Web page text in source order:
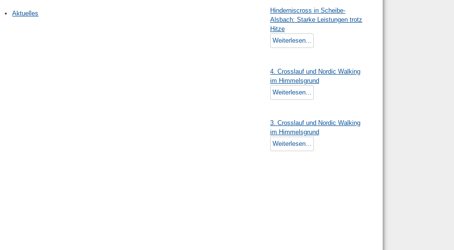
Aktuelles
Hinderniscross in Scheibe-
Alsbach: Starke Leistungen trotz
Hitze
Weiterlesen...
4. Crosslauf und Nordic Walking
im Himmelsgrund
Weiterlesen...
3. Crosslauf und Nordic Walking
im Himmelsgrund
Weiterlesen...